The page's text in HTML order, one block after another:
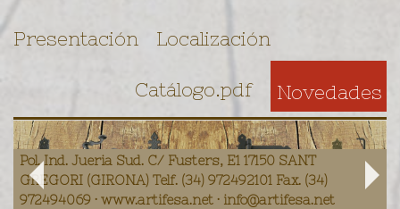
Presentación Localización
Novedades
Catálogo.pdf
Pol. Ind. Jueria Sud. C/ Fusters, E1 17150 SANT
GREGORI (GIRONA) Telf. (34) 972492101 Fax. (34)
972494069 · www.artifesa.net · info@artifesa.net